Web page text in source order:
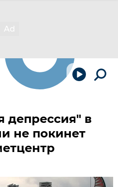
депрессия" в
не покинет